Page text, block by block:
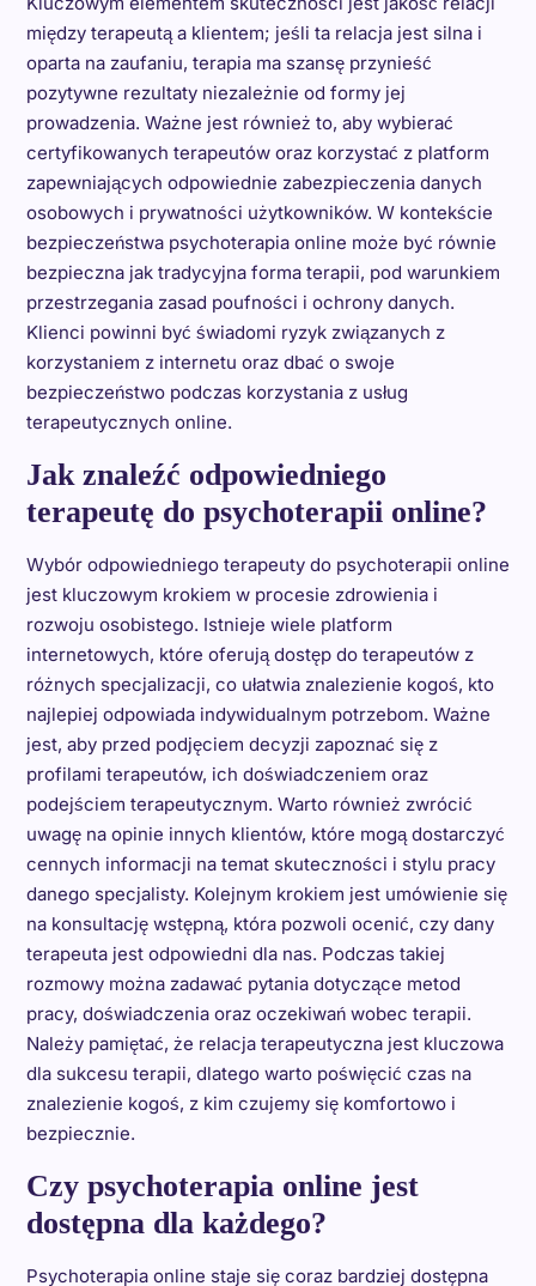
między terapeutą a klientem; jeśli ta relacja jest silna i
oparta na zaufaniu, terapia ma szansę przynieść
pozytywne rezultaty niezależnie od formy jej
prowadzenia. Ważne jest również to, aby wybierać
certyfikowanych terapeutów oraz korzystać z platform
zapewniających odpowiednie zabezpieczenia danych
osobowych i prywatności użytkowników. W kontekście
bezpieczeństwa psychoterapia online może być równie
bezpieczna jak tradycyjna forma terapii, pod warunkiem
przestrzegania zasad poufności i ochrony danych.
Klienci powinni być świadomi ryzyk związanych z
korzystaniem z internetu oraz dbać o swoje
bezpieczeństwo podczas korzystania z usług
terapeutycznych online.
Jak znaleźć odpowiedniego
terapeutę do psychoterapii online?
Wybór odpowiedniego terapeuty do psychoterapii online
jest kluczowym krokiem w procesie zdrowienia i
rozwoju osobistego. Istnieje wiele platform
internetowych, które oferują dostęp do terapeutów z
różnych specjalizacji, co ułatwia znalezienie kogoś, kto
najlepiej odpowiada indywidualnym potrzebom. Ważne
jest, aby przed podjęciem decyzji zapoznać się z
profilami terapeutów, ich doświadczeniem oraz
podejściem terapeutycznym. Warto również zwrócić
uwagę na opinie innych klientów, które mogą dostarczyć
cennych informacji na temat skuteczności i stylu pracy
danego specjalisty. Kolejnym krokiem jest umówienie się
na konsultację wstępną, która pozwoli ocenić, czy dany
terapeuta jest odpowiedni dla nas. Podczas takiej
rozmowy można zadawać pytania dotyczące metod
pracy, doświadczenia oraz oczekiwań wobec terapii.
Należy pamiętać, że relacja terapeutyczna jest kluczowa
dla sukcesu terapii, dlatego warto poświęcić czas na
znalezienie kogoś, z kim czujemy się komfortowo i
bezpiecznie.
Czy psychoterapia online jest
dostępna dla każdego?
Psychoterapia online staje się coraz bardziej dostępna